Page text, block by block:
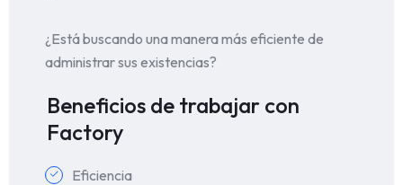
¿Está buscando una manera más eficiente de
administrar sus existencias?
Beneficios de trabajar con
Factory
Eficiencia